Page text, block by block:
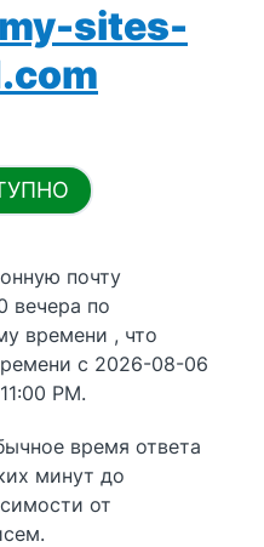
sites-
почту
вечера по
времени , что
с 2026-08-06
PM.
время ответа
минут до
от